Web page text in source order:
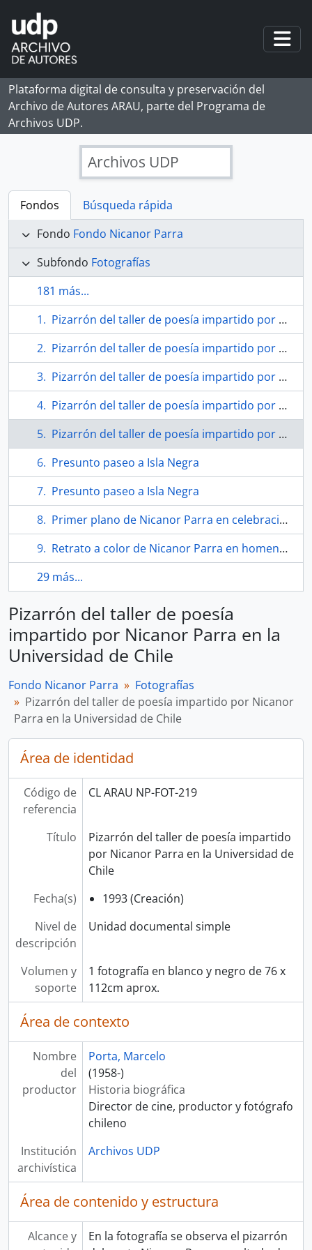
Skip to main content
Plataforma digital de consulta y preservación del
Archivo de Autores ARAU, parte del Programa de
Archivos UDP.
Archivos UDP
Fondos
Búsqueda rápida
Fondo Fondo Nicanor Parra
Subfondo Fotografías
181 más...
Pizarrón del taller de poesía impartido por Nicanor Parra en la Universidad de Chile
Pizarrón del taller de poesía impartido por Nicanor Parra en la Universidad de Chile
Pizarrón del taller de poesía impartido por Nicanor Parra en la Universidad de Chile
Pizarrón del taller de poesía impartido por Nicanor Parra en la Universidad de Chile
Pizarrón del taller de poesía impartido por Nicanor Parra en la Universidad de Chile
Presunto paseo a Isla Negra
Presunto paseo a Isla Negra
Primer plano de Nicanor Parra en celebración de su 80 cumpleaños
Retrato a color de Nicanor Parra en homenaje "Parranda"
29 más...
Pizarrón del taller de poesía
impartido por Nicanor Parra en la
Universidad de Chile
Fondo Nicanor Parra
Fotografías
Pizarrón del taller de poesía impartido por Nicanor
Parra en la Universidad de Chile
Área de identidad
Código de
referencia
CL ARAU NP-FOT-219
Título
Pizarrón del taller de poesía impartido
por Nicanor Parra en la Universidad de
Chile
Fecha(s)
1993 (Creación)
Nivel de
descripción
Unidad documental simple
Volumen y
soporte
1 fotografía en blanco y negro de 76 x
112cm aprox.
Área de contexto
Nombre
del
productor
Porta, Marcelo
(1958-)
Historia biográfica
Director de cine, productor y fotógrafo
chileno
Institución
archivística
Archivos UDP
Área de contenido y estructura
Alcance y
En la fotografía se observa el pizarrón